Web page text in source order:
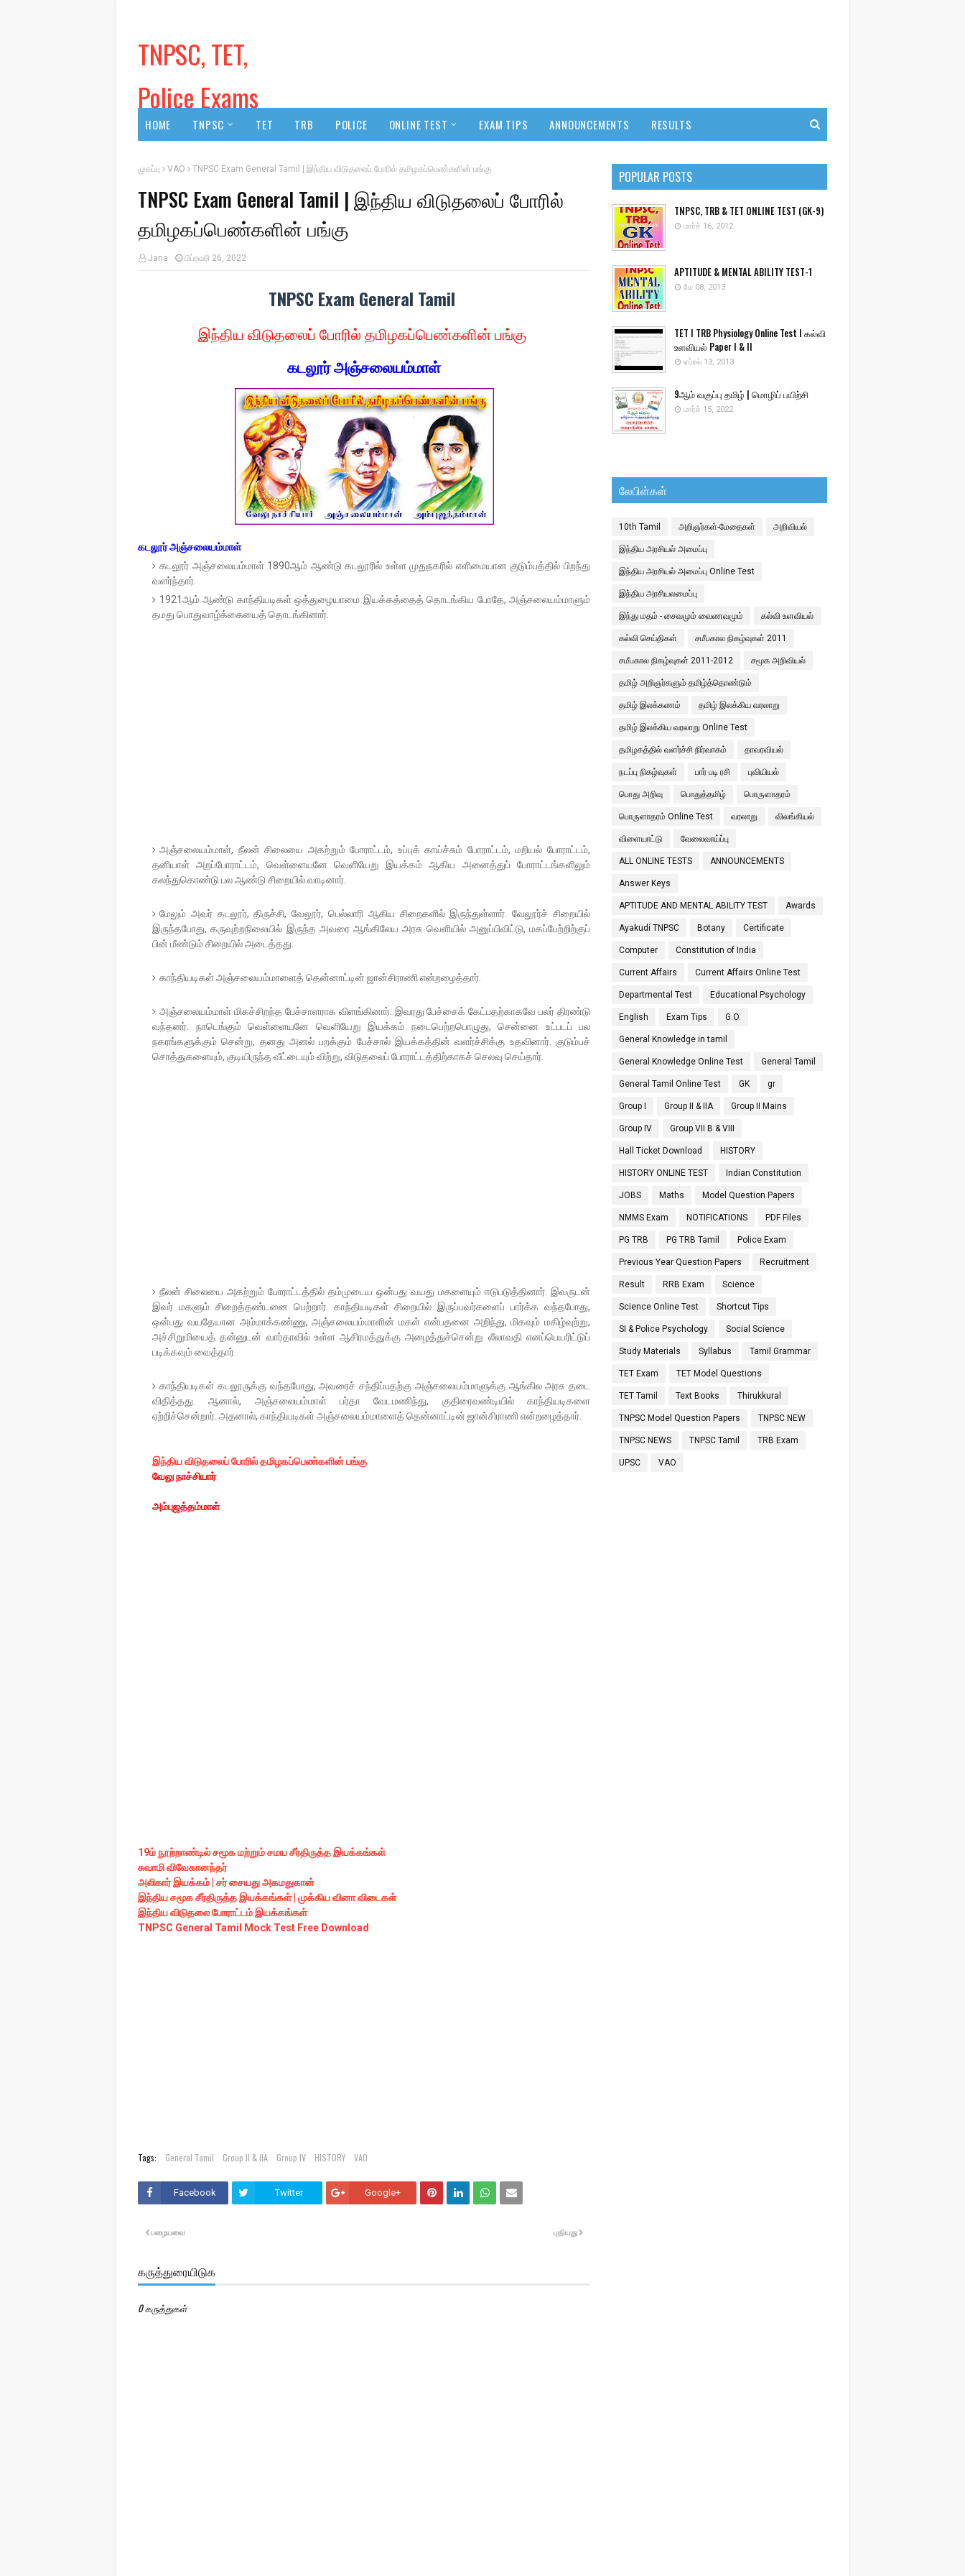
TNPSC, TET,
Police Exams
HOME TNPSC TET TRB POLICE ONLINE TEST EXAM TIPS ANNOUNCEMENTS RESULTS
முகப்பு VAO TNPSC Exam General Tamil | இந்திய விடுதலைப் போரில் தமிழகப்பெண்களின் பங்கு
TNPSC Exam General Tamil | இந்திய விடுதலைப் போரில்
தமிழகப்பெண்களின் பங்கு
Jana பிப்ரவரி 26, 2022
TNPSC Exam General Tamil
இந்திய விடுதலைப் போரில் தமிழகப்பெண்களின் பங்கு
கடலூர் அஞ்சலையம்மாள்
கடலூர் அஞ்சலையம்மாள்
கடலூர் அஞ்சலையம்மாள் 1890ஆம் ஆண்டு கடலூரில் உள்ள முதுநகரில் எளிமையான குடும்பத்தில் பிறந்து
வளர்ந்தார்.
1921ஆம் ஆண்டு காந்தியடிகள் ஒத்துழையாமை இயக்கத்தைத் தொடங்கிய போதே, அஞ்சலையம்மாளும்
தமது பொதுவாழ்க்கையைத் தொடங்கினார்.
அஞ்சலையம்மாள், நீலன் சிலையை அகற்றும் போராட்டம், உப்புக் காய்ச்சும் போராட்டம், மறியல் போராட்டம்,
தனியாள் அறப்போராட்டம், வெள்ளையனே வெளியேறு இயக்கம் ஆகிய அனைத்துப் போராட்டங்களிலும்
கலந்துகொண்டு பல ஆண்டு சிறையில் வாடினார்.
மேலும் அவர் கடலூர், திருச்சி, வேலூர், பெல்லாரி ஆகிய சிறைகளில் இருந்துள்ளார். வேலூர்ச் சிறையில்
இருந்தபோது, கருவுற்றநிலையில் இருந்த அவரை ஆங்கிலேய அரசு வெளியில் அனுப்பிவிட்டு, மகப்பேற்றிற்குப்
பின் மீண்டும் சிறையில் அடைத்தது.
காந்தியடிகள் அஞ்சலையம்மாளைத் தென்னாட்டின் ஜான்சிராணி என்றழைத்தார்.
அஞ்சலையம்மாள் மிகச்சிறந்த பேச்சாளராக விளங்கினார். இவரது பேச்சைக் கேட்பதற்காகவே பலர் திரண்டு
வந்தனர். நாடெங்கும் வெள்ளையனே வெளியேறு இயக்கம் நடைபெற்றபொழுது, சென்னை உட்படப் பல
நகரங்களுக்கும் சென்று, தனது அனல் பறக்கும் பேச்சால் இயக்கத்தின் வளர்ச்சிக்கு உதவினார். குடும்பச்
சொத்துகளையும், குடியிருந்த வீட்டையும் விற்று, விடுதலைப் போராட்டத்திற்காகச் செலவு செய்தார்.
நீலன் சிலையை அகற்றும் போராட்டத்தில் தம்முடைய ஒன்பது வயது மகளையும் ஈடுபடுத்தினார். இவருடன்
இவர் மகளும் சிறைத்தண்டனை பெற்றார். காந்தியடிகள் சிறையில் இருப்பவர்களைப் பார்க்க வந்தபோது,
ஒன்பது வயதேயான அம்மாக்கண்ணு, அஞ்சலையம்மாளின் மகள் என்பதனை அறிந்து, மிகவும் மகிழ்வுற்று,
அச்சிறுமியைத் தன்னுடன் வார்தாவில் உள்ள ஆசிரமத்துக்கு அழைத்துச்சென்று லீலாவதி எனப்பெயரிட்டுப்
படிக்கவும் வைத்தார்.
காந்தியடிகள் கடலூருக்கு வந்தபோது, அவரைச் சந்திப்பதற்கு அஞ்சலையம்மாளுக்கு ஆங்கில அரசு தடை
விதித்தது. ஆனால், அஞ்சலையம்மாள் பர்தா வேடமணிந்து, குதிரைவண்டியில் காந்தியடிகளை
ஏற்றிச்சென்றார். அதனால், காந்தியடிகள் அஞ்சலையம்மாளைத் தென்னாட்டின் ஜான்சிராணி என்றழைத்தார்.
இந்திய விடுதலைப் போரில் தமிழகப்பெண்களின் பங்கு
வேலு நாச்சியார்
அம்புஜத்தம்மாள்
19ம் நூற்றாண்டில்சமூகமற்றும்சமயசீர்திருத்தஇயக்கங்கள்
சுவாமிவிவேகானந்தர்
அலிகார்‌இயக்கம் சர்‌சையதுஅகமதுகான்
இந்தியசமூகசீர்திருத்தஇயக்கங்கள்| முக்கியவினாவிடைகள்
இந்தியவிடுதலைபோராட்டம்இயக்கங்கள்
TNPSC General Tamil Mock Test Free Download
Tags: General Tamil Group II & IIA Group IV HISTORY VAO
Facebook Twitter Google+
புதியது
பழையவை
கருத்துரையிடுக
0 கருத்துகள்
POPULAR POSTS
TNPSC, TRB & TET ONLINE TEST (GK-9)
மார்ச் 16, 2012
APTITUDE & MENTAL ABILITY TEST-1
மே 08, 2013
TET I TRB Physiology Online Test I கல்வி
உளவியல் Paper I & II
ஏப்ரல் 13, 2013
9ஆம் வகுப்பு தமிழ் | மொழிப் பயிற்சி
மார்ச் 15, 2022
லேபிள்கள்
10th Tamil அறிஞர்கள்-மேதைகள் அறிவியல்
இந்திய அரசியல் அமைப்பு
இந்திய அரசியல் அமைப்பு Online Test
இந்திய அரசியலமைப்பு
இந்து மதம் - சைவமும் வைணவமும் கல்வி உளவியல்
கல்வி செய்திகள் சமீபகால நிகழ்வுகள் 2011
சமீபகால நிகழ்வுகள் 2011-2012 சமூக அறிவியல்
தமிழ் அறிஞர்களும் தமிழ்த்தொண்டும்
தமிழ் இலக்கணம் தமிழ் இலக்கிய வரலாறு
தமிழ் இலக்கிய வரலாறு Online Test
தமிழகத்தில் வளர்ச்சி நிர்வாகம் தாவரவியல்
நடப்பு நிகழ்வுகள் பார் படி ரசி புவியியல்
பொது அறிவு பொதுத்தமிழ் பொருளாதரம்
பொருளாதரம் Online Test வரலாறு விலங்கியல்
விளையாட்டு வேலைவாய்ப்பு
ALL ONLINE TESTS ANNOUNCEMENTS
Answer Keys
APTITUDE AND MENTAL ABILITY TEST Awards
Ayakudi TNPSC Botany Certificate
Computer Constitution of India
Current Affairs Current Affairs Online Test
Departmental Test Educational Psychology
English Exam Tips G.O.
General Knowledge in tamil
General Knowledge Online Test General Tamil
General Tamil Online Test GK gr
Group I Group II & IIA Group II Mains
Group IV Group VII B & VIII
Hall Ticket Download HISTORY
HISTORY ONLINE TEST Indian Constitution
JOBS Maths Model Question Papers
NMMS Exam NOTIFICATIONS PDF Files
PG TRB PG TRB Tamil Police Exam
Previous Year Question Papers Recruitment
Result RRB Exam Science
Science Online Test Shortcut Tips
SI & Police Psychology Social Science
Study Materials Syllabus Tamil Grammar
TET Exam TET Model Questions
TET Tamil Text Books Thirukkural
TNPSC Model Question Papers TNPSC NEW
TNPSC NEWS TNPSC Tamil TRB Exam
UPSC VAO